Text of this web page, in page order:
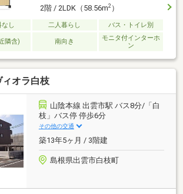
2階 / 2LDK（58.56m2）
し 二人暮らし バス・トイレ別
隣含) 南向き
モニタ付インターホ
ン
ィオラ白枝
山陰本線 出雲市駅 バス8分/「白
枝」バス停 停歩6分
その他の交通
築13年5ヶ月 / 3階建
島根県出雲市白枝町